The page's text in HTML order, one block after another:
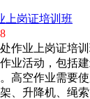
上岗证培训班
作业上岗证培
业活动，包括
高空作业需要
、升降机、绳